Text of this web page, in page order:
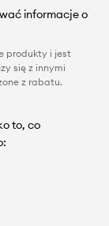
informacje o
produkty i jest
się z innymi
z rabatu.
to, co